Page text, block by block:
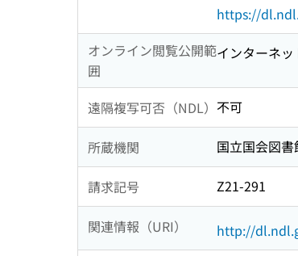
https://
オンライン閲覧公開範
囲
インターネッ
遠隔複写可否（NDL） 不可
所蔵機関 国立国会図書
請求記号 Z21-291
関連情報（URI）
http://